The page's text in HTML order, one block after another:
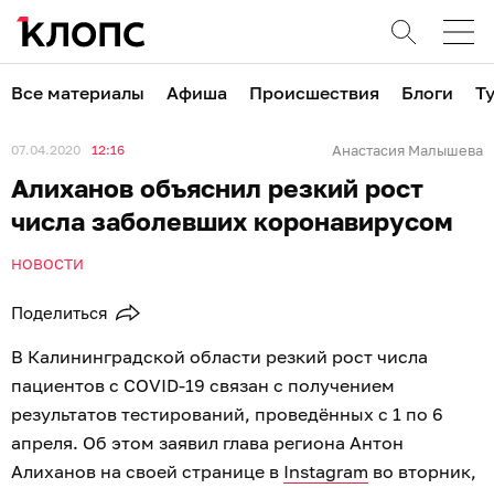
Все материалы Афиша Происшествия Блоги
07.04.2020 12:16 Анастасия Малышева
Алиханов объяснил резкий рост
числа заболевших коронавирусом
НОВОСТИ
Поделиться
В Калининградской области резкий рост числа
пациентов с COVID-19 связан с получением
результатов тестирований, проведённых с 1 по 6
апреля. Об этом заявил глава региона Антон
Алиханов на своей странице в Instagram во вторник,